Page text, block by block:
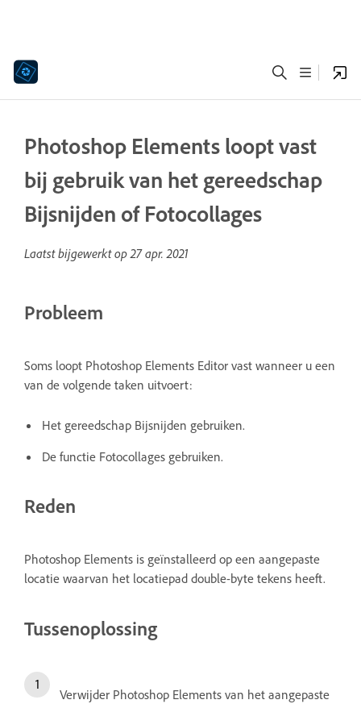
Photoshop Elements loopt vast
bij gebruik van het gereedschap
Bijsnijden of Fotocollages
Laatst bijgewerkt op27 apr. 2021
Probleem
Soms loopt Photoshop Elements Editor vast wanneer u een
van de volgende taken uitvoert:
Het gereedschap Bijsnijden gebruiken.
De functie Fotocollages gebruiken.
Reden
Photoshop Elements is geïnstalleerd op een aangepaste
locatie waarvan het locatiepad double-byte tekens heeft.
Tussenoplossing
Verwijder Photoshop Elements van het aangepaste